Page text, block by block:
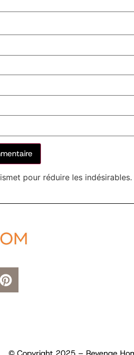
pour réduire les indésirables.